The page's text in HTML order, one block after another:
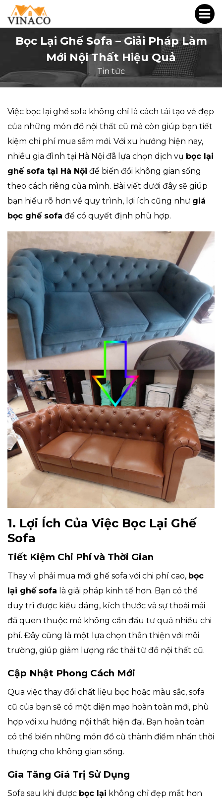
Bọc Lại Ghế Sofa – Giải Pháp Làm
Mới Nội Thất Hiệu Quả
Tin tức
Việc bọc lại ghế sofa không chỉ là cách tái tạo vẻ đẹp
của những món đồ nội thất cũ mà còn giúp bạn tiết
kiệm chi phí mua sắm mới. Với xu hướng hiện nay,
nhiều gia đình tại Hà Nội đã lựa chọn dịch vụ bọc lại
ghế sofa tại Hà Nội để biến đổi không gian sống
theo cách riêng của mình. Bài viết dưới đây sẽ giúp
bạn hiểu rõ hơn về quy trình, lợi ích cũng như giá
bọc ghế sofa để có quyết định phù hợp.
1. Lợi Ích Của Việc Bọc Lại Ghế
Sofa
Tiết Kiệm Chi Phí và Thời Gian
Thay vì phải mua mới ghế sofa với chi phí cao, bọc
lại ghế sofa là giải pháp kinh tế hơn. Bạn có thể
duy trì được kiểu dáng, kích thước và sự thoải mái
đã quen thuộc mà không cần đầu tư quá nhiều chi
phí. Đây cũng là một lựa chọn thân thiện với môi
trường, giúp giảm lượng rác thải từ đồ nội thất cũ.
Cập Nhật Phong Cách Mới
Qua việc thay đổi chất liệu bọc hoặc màu sắc, sofa
cũ của bạn sẽ có một diện mạo hoàn toàn mới, phù
hợp với xu hướng nội thất hiện đại. Bạn hoàn toàn
có thể biến những món đồ cũ thành điểm nhấn thời
thượng cho không gian sống.
Gia Tăng Giá Trị Sử Dụng
Sofa sau khi được bọc lại không chỉ đẹp mắt hơn